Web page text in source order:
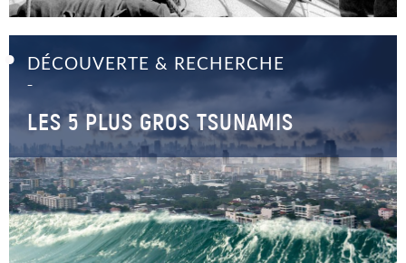
DÉCOUVERTE & RECHERCHE
–
LES 5 PLUS GROS TSUNAMIS